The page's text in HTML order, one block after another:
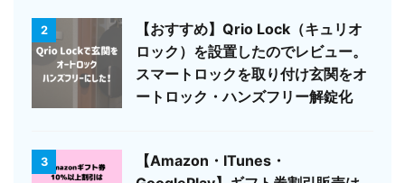
2
【おすすめ】Qrio Lock（キュリオ
ロック）を設置したのでレビュー。
スマートロックを取り付け玄関をオ
ートロック・ハンズフリー解錠化
3
【Amazon・ITunes・